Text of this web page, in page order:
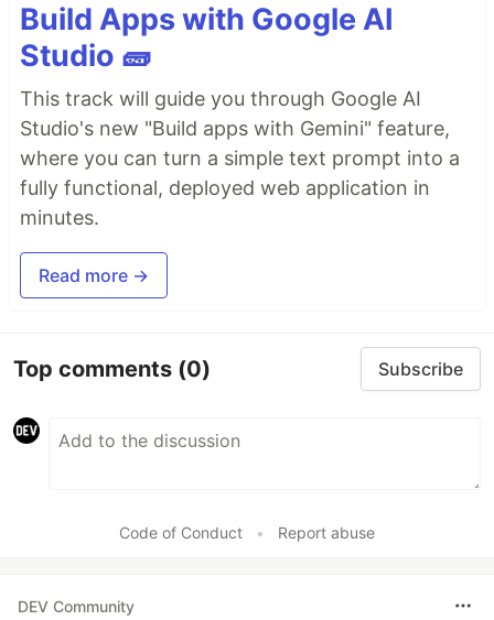
Build Apps with Google AI
Studio 🧱
This track will guide you through Google AI
Studio's new "Build apps with Gemini" feature,
where you can turn a simple text prompt into a
fully functional, deployed web application in
minutes.
Read more →
Top comments (0) Subscribe
Code of Conduct • Report abuse
DEV Community